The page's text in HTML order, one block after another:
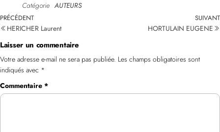
Catégorie AUTEURS
PRÉCÉDENT
HERICHER Laurent
SUIVANT
HORTULAIN EUGENE
Laisser un commentaire
Votre adresse e-mail ne sera pas publiée. Les champs obligatoires sont
indiqués avec *
Commentaire *